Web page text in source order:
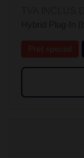
Preț special